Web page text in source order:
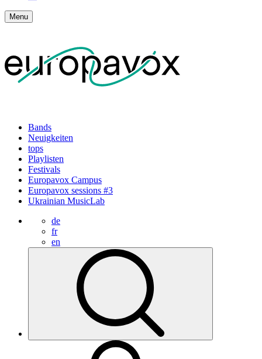
Menu
Bands
Neuigkeiten
tops
Playlisten
Festivals
Europavox Campus
Europavox sessions #3
Ukrainian MusicLab
de
fr
en